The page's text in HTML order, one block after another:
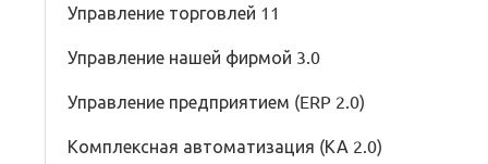
Управление торговлей 11
Управление нашей фирмой 3.0
Управление предприятием (ERP 2.0)
Комплексная автоматизация (КА 2.0)